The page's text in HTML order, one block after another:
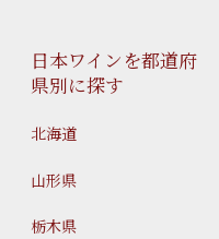
日本ワインを都道府
県別に探す
北海道
山形県
栃木県